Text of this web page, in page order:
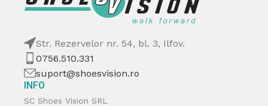
Str. Rezervelor nr. 54, bl. 3, Ilfov.
0756.510.331
suport@shoesvision.ro
INFO
SC Shoes Vision SRL